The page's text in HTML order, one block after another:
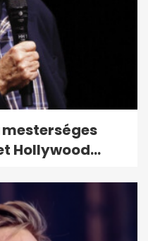
otthon vagy
a
mesterséges
Hollywood...